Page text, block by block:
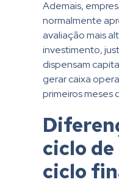
Ademais,
normalmente
avaliação mais
investimento,
dispensam
gerar caixa
primeiros meses
ciclo
ciclo